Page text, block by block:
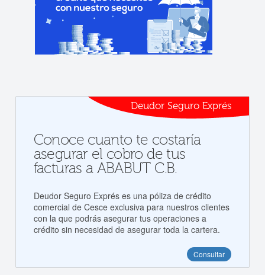
Deudor Seguro Exprés
Conoce cuanto te costaría
asegurar el cobro de tus
facturas a ABABUT C.B.
Deudor Seguro Exprés es una póliza de crédito
comercial de Cesce exclusiva para nuestros clientes
con la que podrás asegurar tus operaciones a
crédito sin necesidad de asegurar toda la cartera.
Consultar